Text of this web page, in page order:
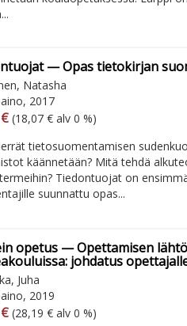
— Opas tietokirjan
Natasha
2017
hinta
Arvonlisäveroton hinta
(18,07 € alv 0 %)
tietosuomentamisen
käännetään? Mitä tehdä
Tiedontuojat on
suunnattu opas...
opetus — Opettamisen
johdatus
Juha
2019
hinta
Arvonlisäveroton hinta
(28,19 € alv 0 %)